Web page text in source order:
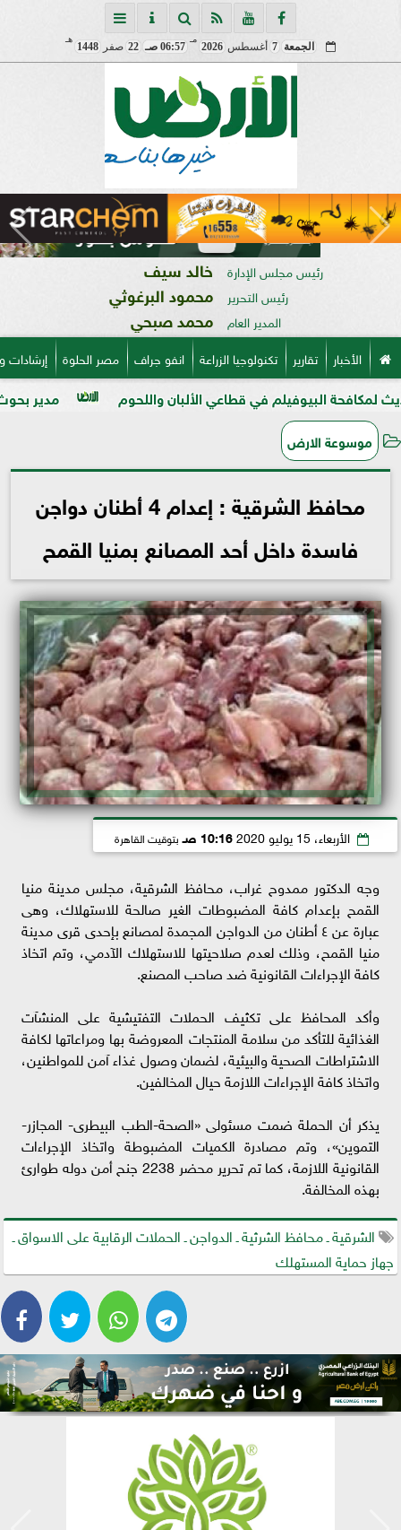
الجمعة 7 أغسطس 2026
مـ
06:57 صـ 22 صفر 1448
هـ
رئيس مجلس الإدارة خالد سيف
رئيس التحرير محمود البرغوثي
المدير العام محمد صبحي
الأخبار تقارير تكنولوجيا الزراعة انفو جراف مصر الحلوة
مدير بحوث أمراض في قطاعي الألبان واللحوم
موسوعة الارض
محافظ الشرقية : إعدام 4 أطنان دواجن
فاسدة داخل أحد المصانع بمنيا القمح
الأربعاء، 15 يوليو 2020 10:16 صـ بتوقيت القاهرة
وجه الدكتور ممدوح غراب، محافظ الشرقية، مجلس مدينة منيا
القمح بإعدام كافة المضبوطات الغير صالحة للاستهلاك، وهى
عبارة عن ٤ أطنان من الدواجن المجمدة لمصانع بإحدى قرى مدينة
منيا القمح، وذلك لعدم صلاحيتها للاستهلاك الآدمي، وتم اتخاذ
كافة الإجراءات القانونية ضد صاحب المصنع.
وأكد المحافظ على تكثيف الحملات التفتيشية على المنشآت
الغذائية للتأكد من سلامة المنتجات المعروضة بها ومراعاتها لكافة
الاشتراطات الصحية والبيئية، لضمان وصول غذاء آمن للمواطنين،
واتخاذ كافة الإجراءات اللازمة حيال المخالفين.
يذكر أن الحملة ضمت مسئولى «الصحة-الطب البيطرى- المجازر-
التموين»، وتم مصادرة الكميات المضبوطة واتخاذ الإجراءات
القانونية اللازمة، كما تم تحرير محضر 2238 جنح أمن دوله طوارئ
بهذه المخالفة.
الشرقية ـ محافظ الشرثية ـ الدواجن ـ الحملات الرقابية على الاسواق ـ
جهاز حماية المستهلك